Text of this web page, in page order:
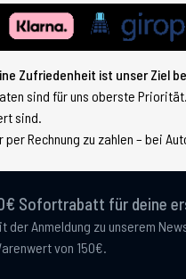
Zufriedenheit ist unser Ziel
sind für uns oberste
sind.
Rechnung zu zahlen – bei
Sofortrabatt für deine
der Anmeldung zu unserem
von 150€.